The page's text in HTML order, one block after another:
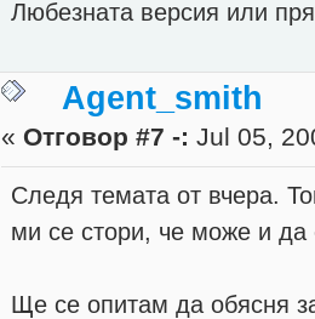
Любезната версия или
Agent_smith
« Отговор #7 -: Jul 05,
Следя темата от вчера.
ми се стори, че може и да
Ще се опитам да обясня